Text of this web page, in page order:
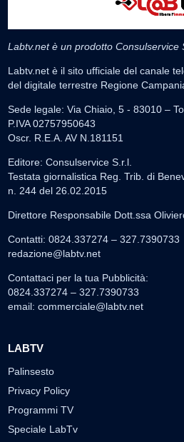
Labtv.net è un prodotto Consulservice
Labtv.net è il sito ufficiale del canale
del digitale terrestre Regione
Sede legale: Via Chiaio, 5 - 83010 –
P.IVA 02757950643
Oscr. R.E.A. AV N.181151
Editore: Consulservice S.r.l.
Testata giornalistica Reg. Trib. di
n. 244 del 26.02.2015
Direttore Responsabile Dott.ssa
Contatti: 0824.337274 – 327.7390733
redazione@labtv.net
Contattaci per la tua Pubblicità:
0824.337274 – 327.7390733
email: commerciale@labtv.net
LABTV
Palinsesto
Privacy Policy
Programmi TV
Speciale LabTv